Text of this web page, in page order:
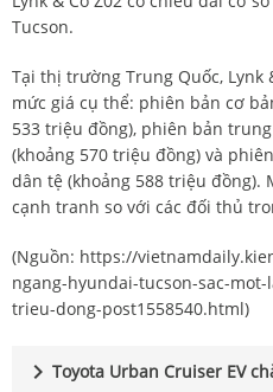
Tucson.
Tại thị trường Trung Quốc, Lynk
mức giá cụ thể: phiên bản cơ
533 triệu đồng), phiên bản
(khoảng 570 triệu đồng) và
dân tệ (khoảng 588 triệu đồng).
cạnh tranh so với các đối thủ
(Nguồn: https://
ngang-hyundai-tucson-sac-
trieu-dong-post1558540.html)
chevron_right Toyota Urban Cruiser EV